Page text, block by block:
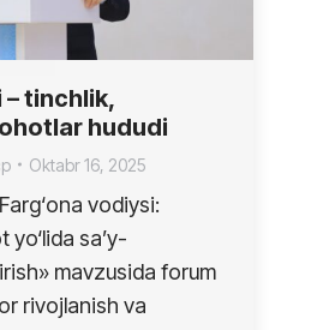
– tinchlik,
hududi
Oktabr 16, 2025
vodiysi:
sa’y-
mavzusida forum
rivojlanish va